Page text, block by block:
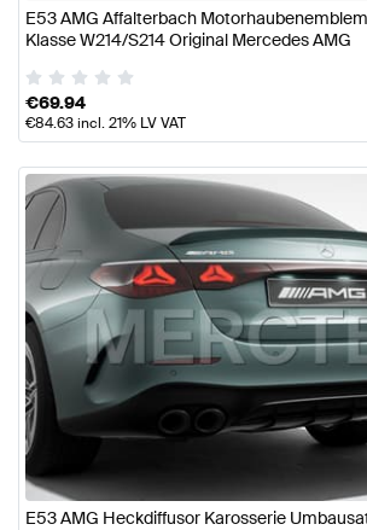
E53 AMG Affalterbach
Klasse W214/S214 Original Mercedes AMG
€69.94
€84.63incl. 21% LV VAT
E53 AMG Heckdiffusor Karosserie